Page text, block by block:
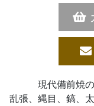
現代備前焼
乱張、縄目、鎬、